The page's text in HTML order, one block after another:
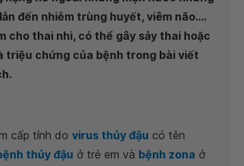
đến nhiễm trùng huyết, viêm não....
cho thai nhi, có thể gây sảy thai hoặc
triệu chứng của bệnh trong bài viết
cấp tính do virus thủy đậu có tên
thủy đậu ở trẻ em và bệnh zona ở